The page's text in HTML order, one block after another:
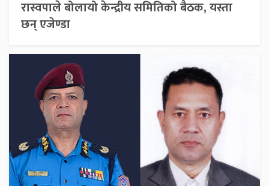
रास्वपाले बोलायो केन्द्रीय समितिको बैठक, यस्ता
छन् एजेण्डा